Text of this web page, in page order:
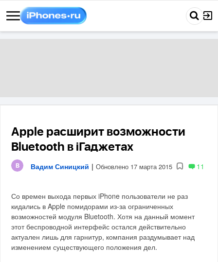
Apple расширит возможности
Bluetooth в iГаджетах
Вадим Синицкий | Обновлено 17 марта 2015 11
Со времен выхода первых iPhone пользователи не раз
кидались в Apple помидорами из-за ограниченных
возможностей модуля Bluetooth. Хотя на данный момент
этот беспроводной интерфейс остался действительно
актуален лишь для гарнитур, компания раздумывает над
изменением существующего положения дел.